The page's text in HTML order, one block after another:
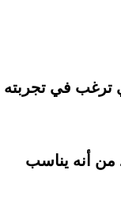
ترغب في تجربته
من أنه يناسب